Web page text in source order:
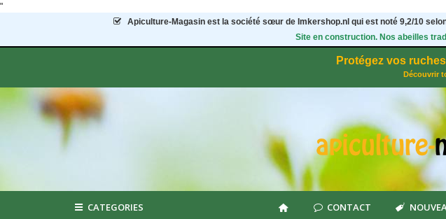
"
Apiculture-Magasin est la société sœur de Imkershop.nl qui est noté 9,2/10
Site en construction. Nos abeilles
Protégez vos
Découvrir
CATEGORIES CONTACT